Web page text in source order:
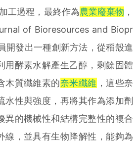
工過程，最終作為農業廢棄物 ，
of Bioresources and Biopr
開發出一種創新方法，從稻殼進
用酵素水解產生乙醇，剩餘固體
木質纖維素的奈米纖維 ，這些奈
水性與強度，再將其作為添加劑
異的機械性和結構完整性的複合
線，並具有生物降解性，能夠為